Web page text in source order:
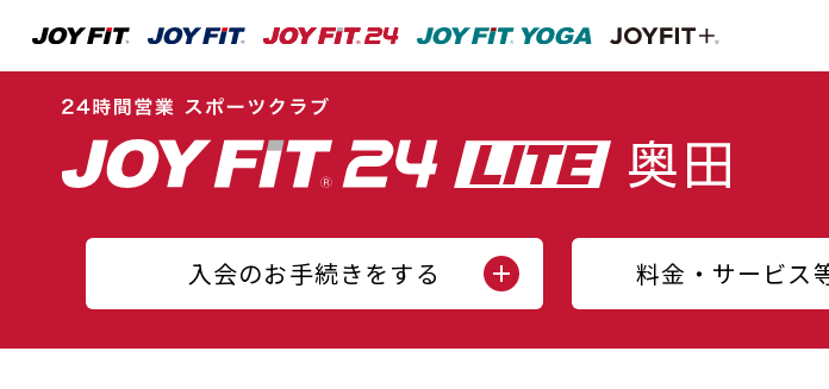
入会のお手続きをする 料金・サービス